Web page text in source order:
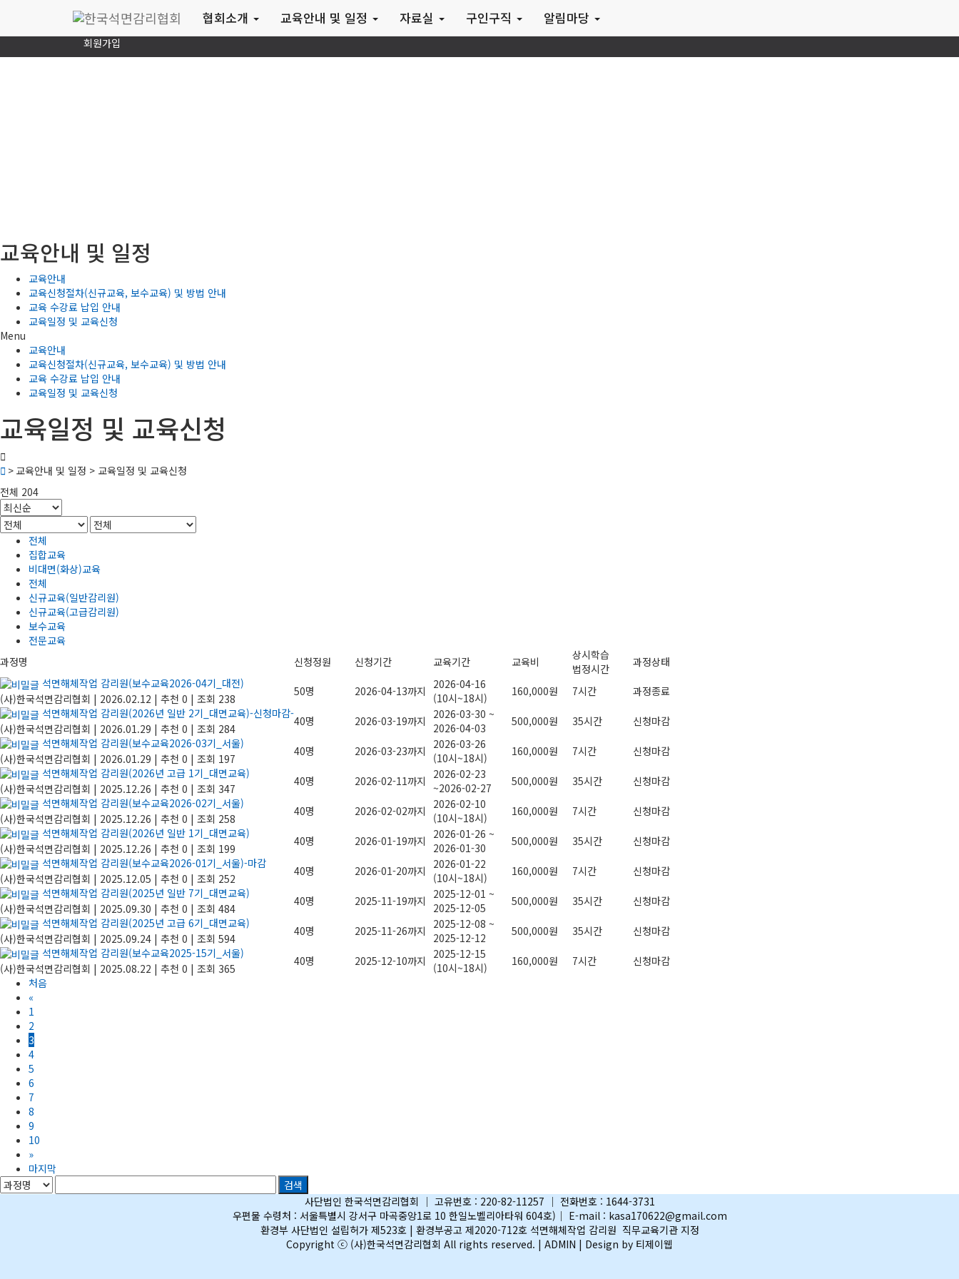
로그인
회원가입
협회소개 교육안내 및 일정 자료실 구인구직 알림마당
교육안내 및 일정
교육안내
교육신청절차(신규교육, 보수교육) 및 방법 안내
교육 수강료 납입 안내
교육일정 및 교육신청
Menu
교육안내
교육신청절차(신규교육, 보수교육) 및 방법 안내
교육 수강료 납입 안내
교육일정 및 교육신청
교육일정 및 교육신청
> 교육안내 및 일정 > 교육일정 및 교육신청
전체 204
전체
집합교육
비대면(화상)교육
전체
신규교육(일반감리원)
신규교육(고급감리원)
보수교육
전문교육
과정명
신청정원 신청기간 교육기간 교육비
상시학습
법정시간
과정상태
석면해체작업 감리원(보수교육2026-04기_대전)
(사)한국석면감리협회 | 2026.02.12 | 추천 0 | 조회 238
50명 2026-04-13까지
2026-04-16
(10시~18시)
160,000원 7시간
과정종료
석면해체작업 감리원(2026년 일반 2기_대면교육)-신청마감-
(사)한국석면감리협회 | 2026.01.29 | 추천 0 | 조회 284
40명 2026-03-19까지
2026-03-30 ~
2026-04-03
500,000원 35시간
신청마감
석면해체작업 감리원(보수교육2026-03기_서울)
(사)한국석면감리협회 | 2026.01.29 | 추천 0 | 조회 197
40명 2026-03-23까지
2026-03-26
(10시~18시)
160,000원 7시간
신청마감
석면해체작업 감리원(2026년 고급 1기_대면교육)
(사)한국석면감리협회 | 2025.12.26 | 추천 0 | 조회 347
40명 2026-02-11까지
2026-02-23
~2026-02-27
500,000원 35시간
신청마감
석면해체작업 감리원(보수교육2026-02기_서울)
(사)한국석면감리협회 | 2025.12.26 | 추천 0 | 조회 258
40명 2026-02-02까지
2026-02-10
(10시~18시)
160,000원 7시간
신청마감
석면해체작업 감리원(2026년 일반 1기_대면교육)
(사)한국석면감리협회 | 2025.12.26 | 추천 0 | 조회 199
40명 2026-01-19까지
2026-01-26 ~
2026-01-30
500,000원 35시간
신청마감
석면해체작업 감리원(보수교육2026-01기_서울)-마감
(사)한국석면감리협회 | 2025.12.05 | 추천 0 | 조회 252
40명 2026-01-20까지
2026-01-22
(10시~18시)
160,000원 7시간
신청마감
석면해체작업 감리원(2025년 일반 7기_대면교육)
(사)한국석면감리협회 | 2025.09.30 | 추천 0 | 조회 484
40명 2025-11-19까지
2025-12-01 ~
2025-12-05
500,000원 35시간
신청마감
석면해체작업 감리원(2025년 고급 6기_대면교육)
(사)한국석면감리협회 | 2025.09.24 | 추천 0 | 조회 594
40명 2025-11-26까지
2025-12-08 ~
2025-12-12
500,000원 35시간
신청마감
석면해체작업 감리원(보수교육2025-15기_서울)
(사)한국석면감리협회 | 2025.08.22 | 추천 0 | 조회 365
40명 2025-12-10까지
2025-12-15
(10시~18시)
160,000원 7시간
신청마감
처음
«
1
2
3
4
5
6
7
8
9
10
»
마지막
검색
사단법인 한국석면감리협회 │ 고유번호 : 220-82-11257 │ 전화번호 : 1644-3731
우편물 수령처 : 서울특별시 강서구 마곡중앙1로 10 한일노벨리아타워 604호)│ E-mail : kasa170622@gmail.com
환경부 사단법인 설립허가 제523호 | 환경부공고 제2020-712호 석면해체작업 감리원 직무교육기관 지정
Copyright ⓒ (사)한국석면감리협회 All rights reserved. | ADMIN | Design by 티제이웹